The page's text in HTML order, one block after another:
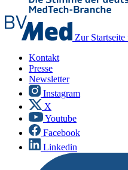
Zur
Kontakt
Presse
Newsletter
Instagram
X
Youtube
Facebook
Linkedin